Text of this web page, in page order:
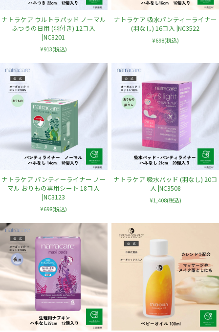
ナトラケア ウルトラパッド ノーマル
ふつうの日用 (羽付き) 12コ入
|NC3201
¥913(税込)
ナトラケア 吸水パンティーライナー
(羽なし) 16コ入 |NC3522
¥698(税込)
ナトラケア パンティーライナー ノー
マル おりもの専用シート 18コ入
|NC3123
¥698(税込)
ナトラケア 吸水パッド (羽なし) 20コ
入 |NC3508
¥1,408(税込)